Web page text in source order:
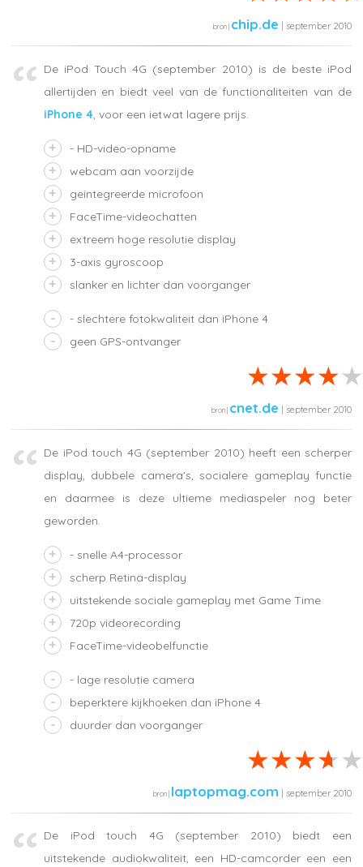
chip.de | september 2010
De iPod Touch 4G (september 2010) is de beste iPod
allertijden en biedt veel van de functionaliteiten van de
iPhone 4, voor een ietwat lagere prijs.
- HD-video-opname
webcam aan voorzijde
geintegreerde microfoon
FaceTime-videochatten
extreem hoge resolutie display
3-axis gyroscoop
slanker en lichter dan voorganger
- slechtere fotokwaliteit dan iPhone 4
geen GPS-ontvanger
cnet.de | september 2010
De iPod touch 4G (september 2010) heeft een scherper
display, dubbele camera's, socialere gameplay functie
en daarmee is deze ultieme mediaspeler nog beter
geworden.
- snelle A4-processor
scherp Retina-display
uitstekende sociale gameplay met Game Time
720p videorecording
FaceTime-videobelfunctie
- lage resolutie camera
beperktere kijkhoeken dan iPhone 4
duurder dan voorganger
laptopmag.com | september 2010
De iPod touch 4G (september 2010) biedt een
uitstekende audiokwaliteit, een HD-camcorder een een